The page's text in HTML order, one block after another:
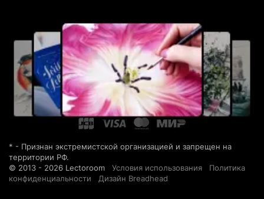
* - Признан экстремистской организацией и запрещен на
территории РФ.
© 2013 - 2026 Lectoroom Условия использования
Политика
конфиденциальности
Дизайн Breadhead